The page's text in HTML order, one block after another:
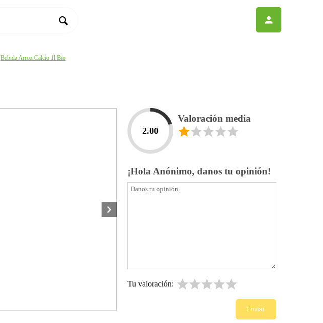
Bebida Arroz Calcio 1l Bio
2.00
Valoración media
¡Hola Anónimo, danos tu opinión!
Tu valoración: